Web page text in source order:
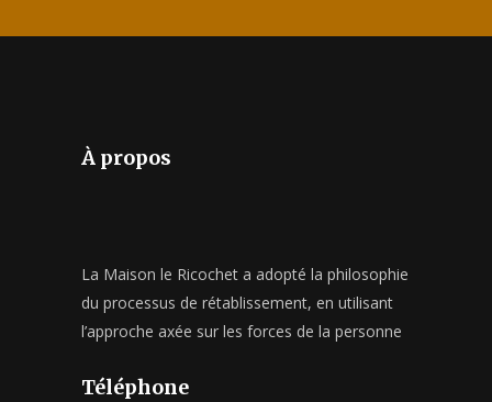
À propos
La Maison le Ricochet a adopté la philosophie
du processus de rétablissement, en utilisant
l’approche axée sur les forces de la personne
Téléphone